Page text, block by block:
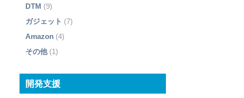
DTM (9)
ガジェット (7)
Amazon(4)
その他(1)
開発支援